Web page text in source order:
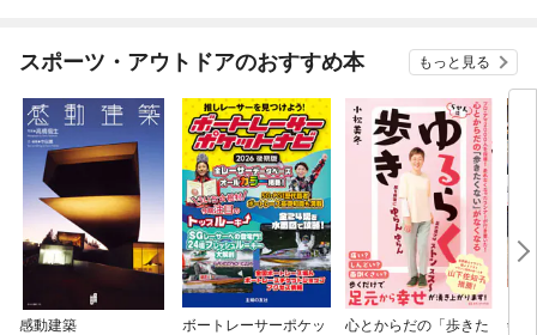
スポーツ・アウトドアのおすすめ本 もっと見る
感動建築
ボートレーサーポケッ
心とからだの「歩きた
剣